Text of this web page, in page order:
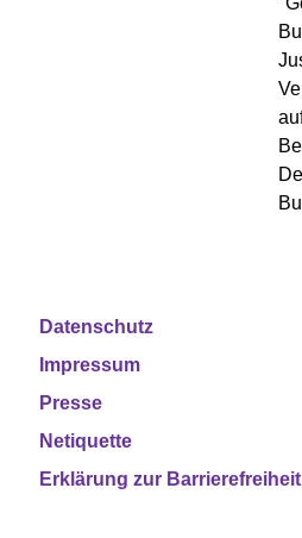
Datenschutz
Impressum
Presse
Netiquette
Erklärung zur Barrierefreiheit